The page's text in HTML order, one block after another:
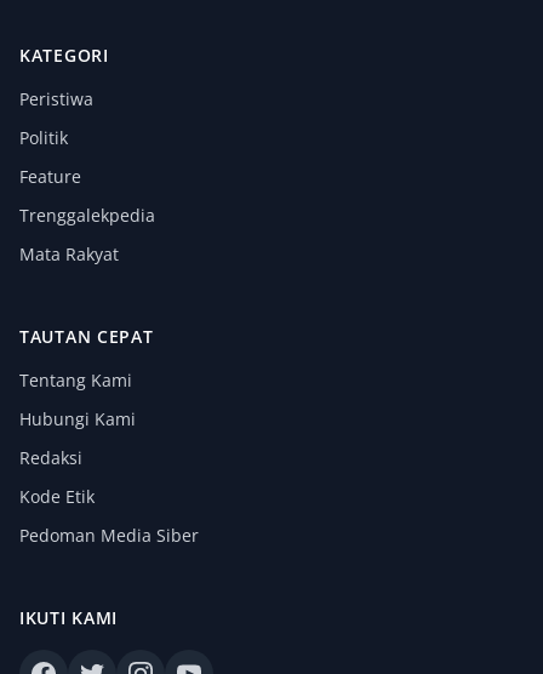
KATEGORI
Peristiwa
Politik
Feature
Trenggalekpedia
Mata Rakyat
TAUTAN CEPAT
Tentang Kami
Hubungi Kami
Redaksi
Kode Etik
Pedoman Media Siber
IKUTI KAMI